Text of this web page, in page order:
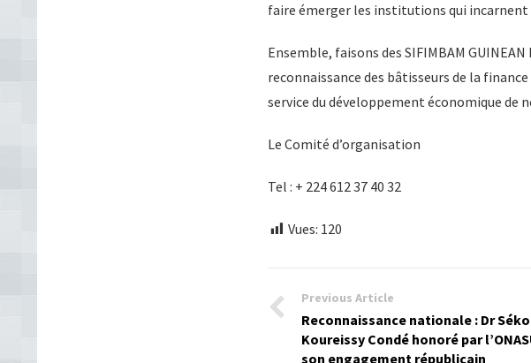
faire émerger les institutions qui incarnent
Ensemble, faisons des SIFIMBAM
reconnaissance des bâtisseurs de la
service du développement économique de
Le Comité d’organisation
Tel : + 224 612 37 40 32
Vues: 120
Previous Article
Reconnaissance nationale : Dr
Koureissy Condé honoré par
son engagement républicain